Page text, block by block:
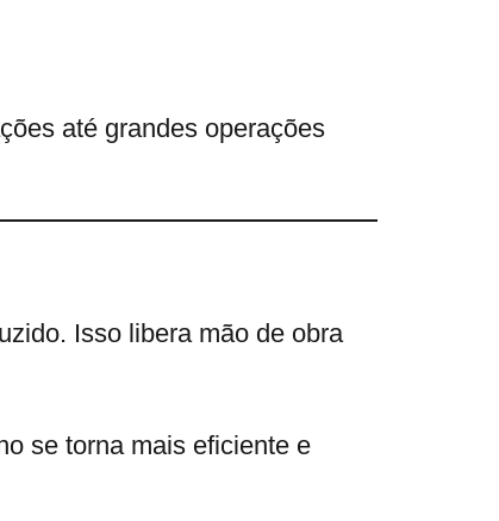
até grandes operações
Isso libera mão de obra
se torna mais eficiente e